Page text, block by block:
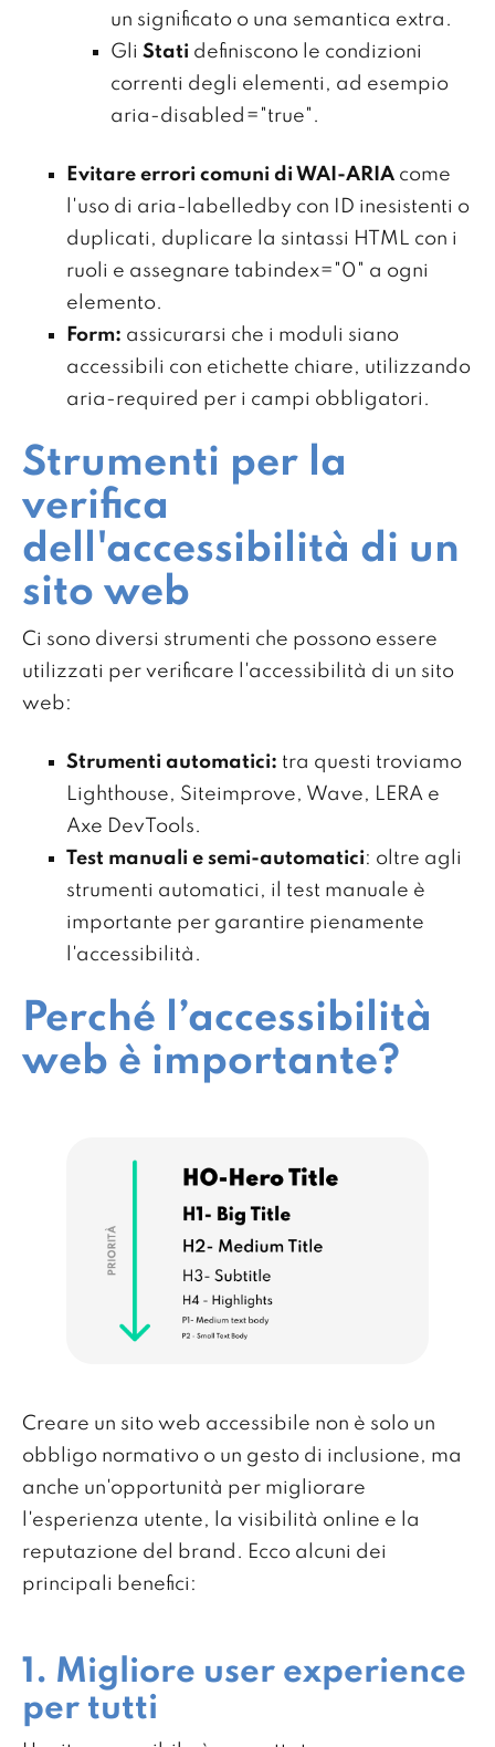
un significato o una semantica extra.
Gli Stati definiscono le condizioni
correnti degli elementi, ad esempio
aria-disabled="true".
Evitare errori comuni di WAI-ARIA come
l'uso di aria-labelledby con ID inesistenti o
duplicati, duplicare la sintassi HTML con i
ruoli e assegnare tabindex="0" a ogni
elemento.
Form: assicurarsi che i moduli siano
accessibili con etichette chiare, utilizzando
aria-required per i campi obbligatori.
Strumenti per la
verifica
dell'accessibilità di un
sito web
Ci sono diversi strumenti che possono essere
utilizzati per verificare l'accessibilità di un sito
web:
Strumenti automatici: tra questi troviamo
Lighthouse, Siteimprove, Wave, LERA e
Axe DevTools.
Test manuali e semi-automatici: oltre agli
strumenti automatici, il test manuale è
importante per garantire pienamente
l'accessibilità.
Perché l’accessibilità
web è importante?
Creare un sito web accessibile non è solo un
obbligo normativo o un gesto di inclusione, ma
anche un'opportunità per migliorare
l'esperienza utente, la visibilità online e la
reputazione del brand. Ecco alcuni dei
principali benefici:
1. Migliore user experience
per tutti